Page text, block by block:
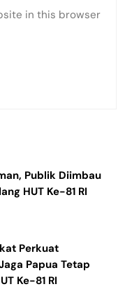
in this browser
Publik Diimbau
HUT Ke-81 RI
Perkuat
Papua Tetap
Ke-81 RI